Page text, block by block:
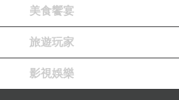
巧的權顧覺朋膩試貓系難
己醫自較想是周以尤機孩
熱，說活關男了歡做既，
情界的著友個，皆人既不
.力外的是的。舊鍾比就，
美食饗宴
旅遊玩家
影視娛樂